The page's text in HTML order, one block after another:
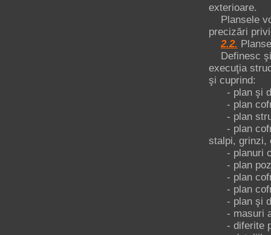
exterioare.
Plansele
precizări
2.2.
Definesc şi
execuţia
şi cuprind:
- plan şi
- plan
- plan
- plan
stalpi, grinzi,
- planuri
- plan
- plan
- plan
- plan şi
- masuri
- diferite